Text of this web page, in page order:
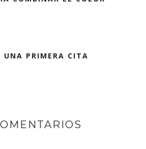
UNA PRIMERA CITA